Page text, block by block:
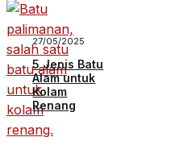
27/05/2025
5 Jenis Batu
Alam untuk
Kolam
Renang